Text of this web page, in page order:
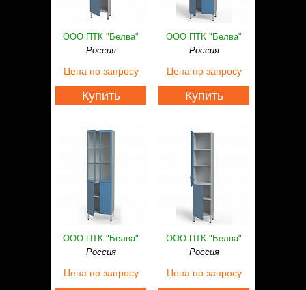
ООО ПТК "Белва"
Россия
Цена по запросу
Купить
ООО ПТК "Белва"
Россия
Цена по запросу
Купить
ООО ПТК "Белва"
Россия
Цена по запросу
ООО ПТК "Белва"
Россия
Цена по запросу